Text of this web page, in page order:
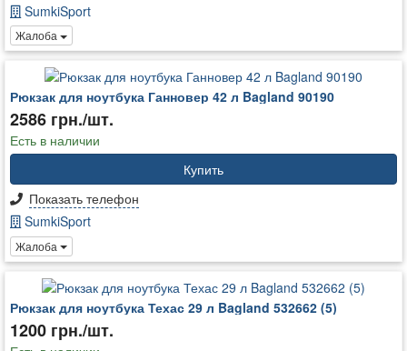
SumkiSport
Жалоба
Рюкзак для ноутбука Ганновер 42 л Bagland 90190
2586 грн./шт.
Есть в наличии
Купить
Показать телефон
SumkiSport
Жалоба
Рюкзак для ноутбука Техас 29 л Bagland 532662 (5)
1200 грн./шт.